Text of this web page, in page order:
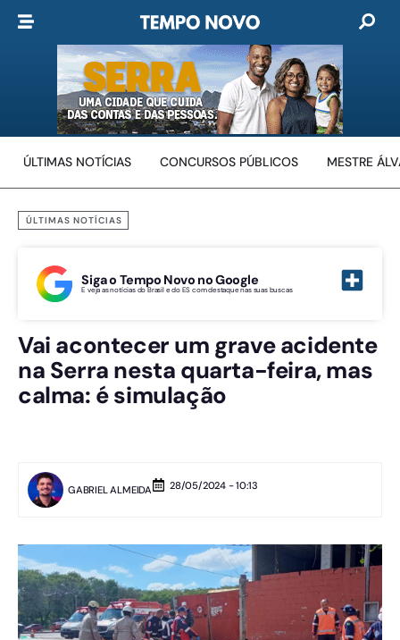
ÚLTIMAS NOTÍCIAS CONCURSOS PÚBLICOS MESTRE
ÚLTIMAS NOTÍCIAS
Siga o Tempo Novo no Google
E veja as notícias do Brasil e do ES com destaque nas suas buscas
Vai acontecer um grave acidente
na Serra nesta quarta-feira, mas
calma: é simulação
GABRIEL ALMEIDA 28/05/2024 - 10:13